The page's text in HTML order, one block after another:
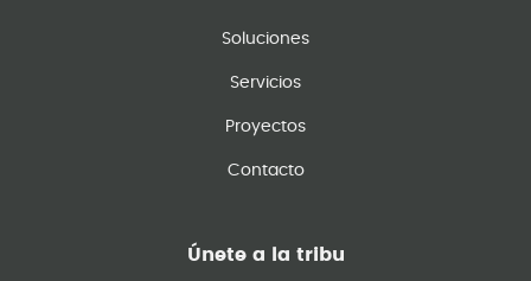
Soluciones
Servicios
Proyectos
Contacto
Únete a la tribu